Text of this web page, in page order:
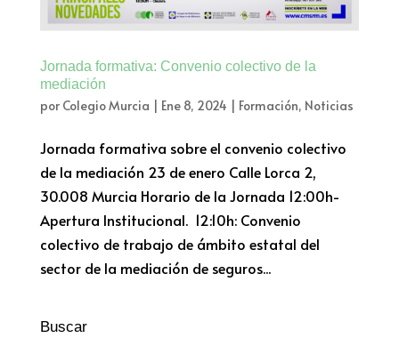
Jornada formativa: Convenio colectivo de la
mediación
por Colegio Murcia Ene 8, 2024 Formación, Noticias
Jornada formativa sobre el convenio colectivo
de la mediación 23 de enero Calle Lorca 2,
30.008 Murcia Horario de la Jornada 12:00h-
Apertura Institucional. 12:10h: Convenio
colectivo de trabajo de ámbito estatal del
sector de la mediación de seguros...
Buscar